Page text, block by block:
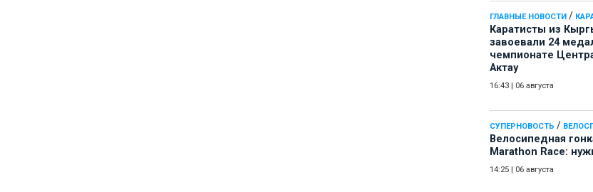
ГЛАВНЫЕ НОВОСТИ /
Каратисты из
завоевали 24
чемпионате
Актау
16:43 06 августа
СУПЕРНОВОСТЬ /
Велосипедная
Marathon Race:
14:25 06 августа